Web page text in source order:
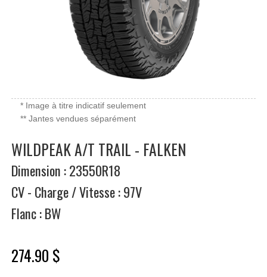
* Image à titre indicatif seulement
** Jantes vendues séparément
WILDPEAK A/T TRAIL - FALKEN
Dimension : 23550R18
CV - Charge / Vitesse : 97V
Flanc : BW
274.90 $